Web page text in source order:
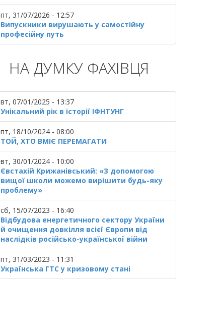
пт, 31/07/2026 - 12:57
Випускники вирушають у самостійну
професійну путь
НА ДУМКУ ФАХІВЦЯ
вт, 07/01/2025 - 13:37
Унікальний рік в історії ІФНТУНГ
пт, 18/10/2024 - 08:00
ТОЙ, ХТО ВМІЄ ПЕРЕМАГАТИ
вт, 30/01/2024 - 10:00
Євстахій Крижанівський: «З допомогою
вищої школи можемо вирішити будь-яку
проблему»
сб, 15/07/2023 - 16:40
Відбудова енергетичного сектору України
й очищення довкілля всієї Європи від
наслідків російсько-української війни
пт, 31/03/2023 - 11:31
Українська ГТС у кризовому стані